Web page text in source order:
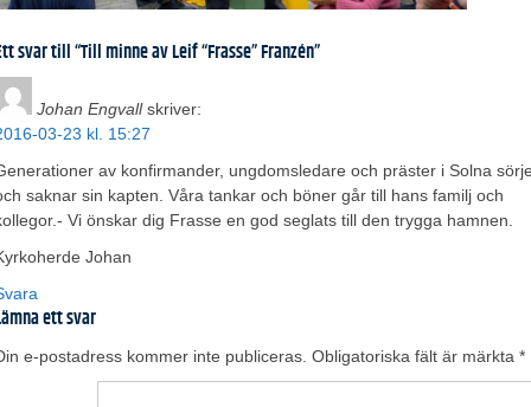
svar till “Till minne av Leif “Frasse” Franzén”
Johan Engvall skriver:
03-23 kl. 15:27
av konfirmander, ungdomsledare och präster i Solna
saknar sin kapten. Våra tankar och böner går till hans familj och
Vi önskar dig Frasse en god seglats till den trygga hamnen.
Johan
ett svar
e-postadress kommer inte publiceras. Obligatoriska fält är märkta *